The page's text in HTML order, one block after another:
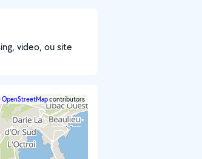
video, ou site
OpenStreetMapcontributors